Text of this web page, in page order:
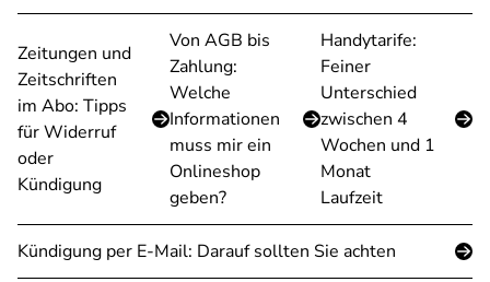
Zeitungen und
Zeitschriften
im Abo: Tipps
für Widerruf
oder
Kündigung
Von AGB bis
Zahlung:
Welche
Informationen
muss mir ein
Onlineshop
geben?
Handytarife:
Feiner
Unterschied
zwischen 4
Wochen und 1
Monat
Laufzeit
Kündigung per E-Mail: Darauf sollten Sie achten